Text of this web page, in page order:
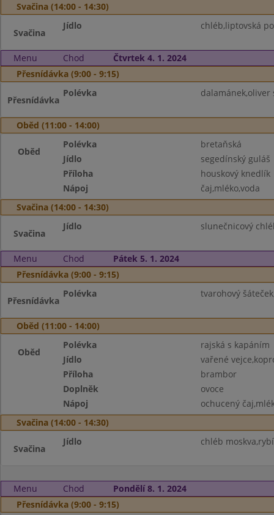
Svačina (14:00 - 14:30)
Svačina
Jídlo chléb,liptovská
Menu Chod
Čtvrtek 4. 1. 2024
Přesnídávka (9:00 - 9:15)
Přesnídávka
Polévka dalamánek,oliver
Oběd (11:00 - 14:00)
Oběd
Polévka
bretaňská
Jídlo
segedínský guláš
Příloha
houskový knedlík
Nápoj
čaj,mléko,voda
Svačina (14:00 - 14:30)
Svačina
Jídlo slunečnicový
Menu Chod
Pátek 5. 1. 2024
Přesnídávka (9:00 - 9:15)
Přesnídávka
Polévka tvarohový
Oběd (11:00 - 14:00)
Oběd
Polévka
rajská s kapáním
Jídlo
vařené
Příloha
brambor
Doplněk
ovoce
Nápoj
ochucený
Svačina (14:00 - 14:30)
Svačina
Jídlo chléb
Menu Chod
Pondělí 8. 1. 2024
Přesnídávka (9:00 - 9:15)